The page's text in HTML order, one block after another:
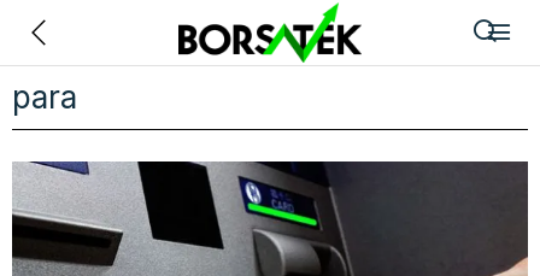
para